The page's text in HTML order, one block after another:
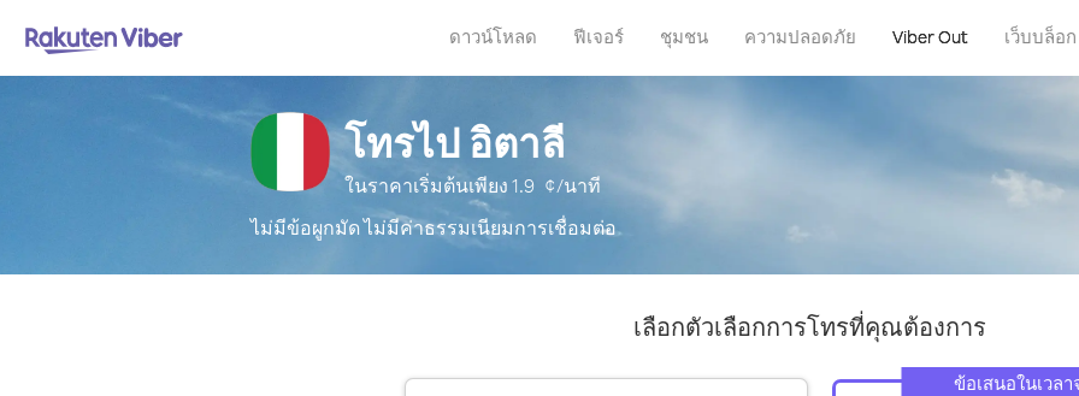
ดาวน์โหลด ฟีเจอร์ ชุมชน ความปลอดภัย Viber Out เว็บบล็อก
โทรไป อิตาลี
ในราคาเริ่มต้นเพียง 1.9 ¢/นาที
ไม่มีข้อผูกมัด ไม่มีค่าธรรมเนียมการเชื่อมต่อ
เลือกตัวเลือกการโทรที่คุณต้องการ
ข้อเสนอในเวล